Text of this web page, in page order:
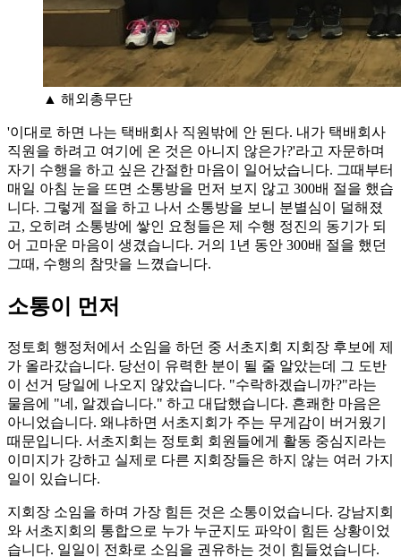
▲ 해외총무단
'이대로 하면 나는 택배회사 직원밖에 안 된다. 내가 택배회사
직원을 하려고 여기에 온 것은 아니지 않은가?'라고 자문하며
자기 수행을 하고 싶은 간절한 마음이 일어났습니다. 그때부터
매일 아침 눈을 뜨면 소통방을 먼저 보지 않고 300배 절을 했습
니다. 그렇게 절을 하고 나서 소통방을 보니 분별심이 덜해졌
고, 오히려 소통방에 쌓인 요청들은 제 수행 정진의 동기가 되
어 고마운 마음이 생겼습니다. 거의 1년 동안 300배 절을 했던
그때, 수행의 참맛을 느꼈습니다.
소통이 먼저
정토회 행정처에서 소임을 하던 중 서초지회 지회장 후보에 제
가 올라갔습니다. 당선이 유력한 분이 될 줄 알았는데 그 도반
이 선거 당일에 나오지 않았습니다. "수락하겠습니까?"라는
물음에 "네, 알겠습니다." 하고 대답했습니다. 흔쾌한 마음은
아니었습니다. 왜냐하면 서초지회가 주는 무게감이 버거웠기
때문입니다. 서초지회는 정토회 회원들에게 활동 중심지라는
이미지가 강하고 실제로 다른 지회장들은 하지 않는 여러 가지
일이 있습니다.
지회장 소임을 하며 가장 힘든 것은 소통이었습니다. 강남지회
와 서초지회의 통합으로 누가 누군지도 파악이 힘든 상황이었
습니다. 일일이 전화로 소임을 권유하는 것이 힘들었습니다.